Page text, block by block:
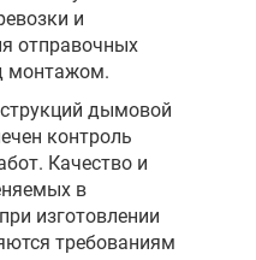
и
отправочных
монтажом.
дымовой
контроль
Качество и
в
изготовлении
требованиям